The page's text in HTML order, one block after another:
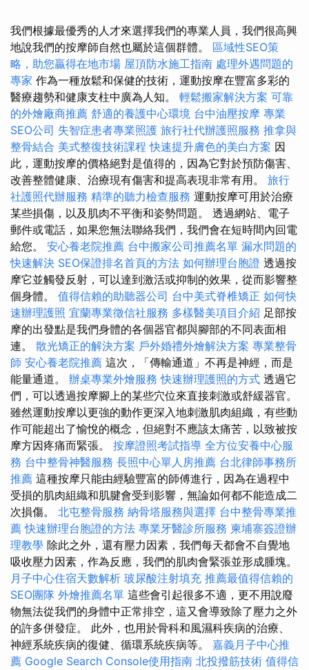
我們根據最優秀的人才來選擇我們的專業人員，我們很高興
地說我們的按摩師自然也屬於這個群體。 區域性SEO策
略，助您贏得在地市場 屋頂防水施工指南 處理外遇問題的
專家 作為一種放鬆和保健的技術，運動按摩在豐富多彩的
醫療趨勢和健康支柱中廣為人知。 輕鬆搬家解決方案 可靠
的外燴廠商推薦 舒適的養護中心環境 台中油壓按摩 專業
SEO公司 失智症患者專業照護 旅行社代辦護照服務 推拿與
整骨結合 美式整復技術課程快速提升膚色的美白方案 因
此，運動按摩的價格絕對是值得的，因為它對於預防傷害、
改善整體健康、治療現有傷害和提高表現非常有用。 旅行
社護照代辦服務 精準的聽力檢查服務 運動按摩可用於治療
某些損傷，以及肌肉不平衡和姿勢問題。 透過網站、電子
郵件或電話，如果您無法聯絡我們，我們會在短時間內回電
給您。 安心養老院推薦 台中搬家公司推薦名單 漏水問題的
快速解決 SEO保證排名首頁的方法 如何辦理台胞證 透過按
摩它並觸發反射，可以達到激活或抑制的效果，從而影響整
個身體。 值得信賴的助聽器公司 台中美式脊椎矯正 如何快
速辦理護照 宜蘭專業徵信社服務 多樣醫美項目介紹 足部按
摩的出發點是我們身體的各個器官都與腳部的不同表面相
連。 散光矯正的解決方案 戶外婚禮外燴解決方案 專業整骨
師 安心養老院推薦 這次，「傳輸通道」不再是神經，而是
能量通道。 辦桌專業外燴服務快速辦理護照的方式 透過它
們，可以透過按摩腳上的某些穴位來直接刺激或舒緩器官。
雖然運動按摩以更強的動作更深入地刺激肌肉組織，有些動
作可能超出了愉悅的概念，但絕對不應該太痛苦，以致被按
摩方因疼痛而緊張。 按摩證照考試指導 全方位安養中心服
務 台中整骨神醫服務 長照中心單人房推薦 台北律師事務所
推薦 這種按摩只能由經驗豐富的師傅進行，因為在過程中
受損的肌肉組織和肌腱會受到影響，無論如何都不能造成二
次損傷。 北屯整骨服務 納骨塔服務與選擇 台中整骨專業推
薦 快速辦理台胞證的方法 專業牙醫診所服務 柬埔寨簽證辦
理教學 除此之外，還有壓力因素，我們每天都會不自覺地
吸收壓力因素，作為反應，我們的肌肉會緊張並形成腫塊。
月子中心住宿天數解析 玻尿酸注射填充 推薦最值得信賴的
SEO團隊 外燴推薦名單 這些會引起很多不適，更不用說廢
物無法從我們的身體中正常排空，這又會導致除了壓力之外
的許多併發症。 此外，也用於骨科和風濕科疾病的治療、
神經系統疾病的復健、循環系統疾病等。 嘉義月子中心推
薦 Google Search Console使用指南 北投撥筋技術 值得信